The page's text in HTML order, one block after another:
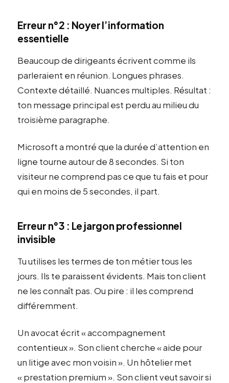
Erreur n°2 : Noyer l’information
essentielle
Beaucoup de dirigeants écrivent comme ils
parleraient en réunion. Longues phrases.
Contexte détaillé. Nuances multiples. Résultat :
ton message principal est perdu au milieu du
troisième paragraphe.
Microsoft a montré que la durée d’attention en
ligne tourne autour de 8 secondes. Si ton
visiteur ne comprend pas ce que tu fais et pour
qui en moins de 5 secondes, il part.
Erreur n°3 : Le jargon professionnel
invisible
Tu utilises les termes de ton métier tous les
jours. Ils te paraissent évidents. Mais ton client
ne les connaît pas. Ou pire : il les comprend
différemment.
Un avocat écrit « accompagnement
contentieux ». Son client cherche « aide pour
un litige avec mon voisin ». Un hôtelier met
« prestation premium ». Son client veut savoir si